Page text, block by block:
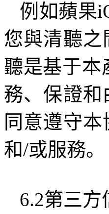
例如蘋果
您與清聽
聽是基于本
務、保證
同意遵守
和/或服務。
6.2第三方